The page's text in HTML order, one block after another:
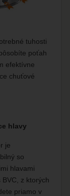
tuhosti
poťah
efektívne
chuťové
hlavy
je
so
hlavami
BVC, z ktorých
priamo v